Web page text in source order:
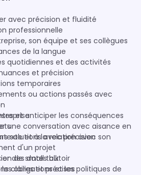
avec précision et fluidité
professionnelle
son équipe et ses collègues
de la langue
quotidiennes et des activités
et précision
temporaires
ou actions passés avec
et anticiper les conséquences
solutions avec précision
d'un projet
des dates butoir
les obligations et les politiques de
une conversation avec aisance en
et à la relation avec son
de small talk
claires et précises